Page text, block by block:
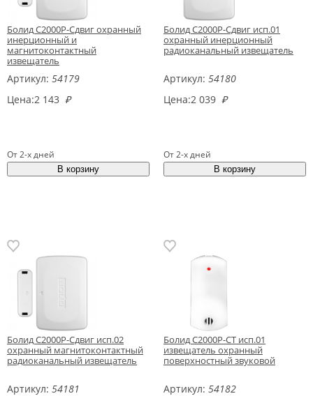
Болид С2000Р-Сдвиг охранный
инерционный и
магнитоконтактный
извещатель
Артикул: 54179
Цена:2 143 ₽
От 2-х дней
Болид С2000Р-Сдвиг исп.01
охранный инерционный
радиоканальный извещатель
Артикул: 54180
Цена:2 039 ₽
От 2-х дней
Болид С2000Р-Сдвиг исп.02
охранный магнитоконтактный
радиоканальный извещатель
Артикул: 54181
Болид С2000Р-СТ исп.01
извещатель охранный
поверхностный звуковой
Артикул: 54182